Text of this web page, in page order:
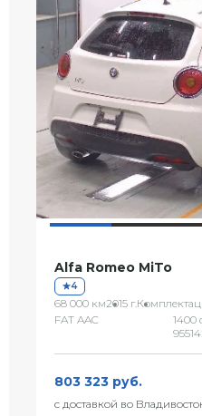
Alfa Romeo MiTo
4
68 000 км2015 г.
FAT AAC
1400
803 323 руб.
с доставкой во